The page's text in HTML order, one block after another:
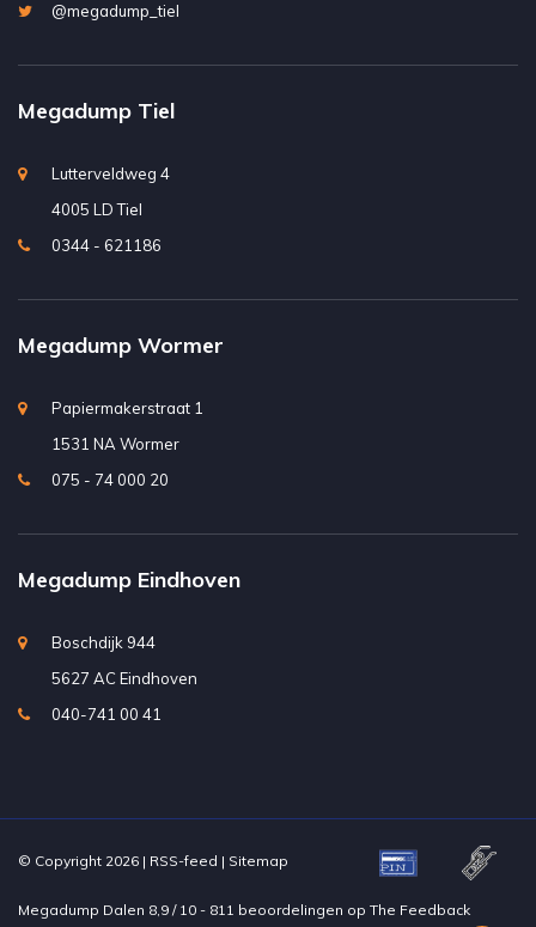
@megadump_tiel
Megadump Tiel
Lutterveldweg 4
4005 LD Tiel
0344 - 621186
Megadump Wormer
Papiermakerstraat 1
1531 NA Wormer
075 - 74 000 20
Megadump Eindhoven
Boschdijk 944
5627 AC Eindhoven
040-741 00 41
© Copyright 2026 | RSS-feed | Sitemap
Megadump Dalen 8,9 / 10 - 811 beoordelingen op The Feedback